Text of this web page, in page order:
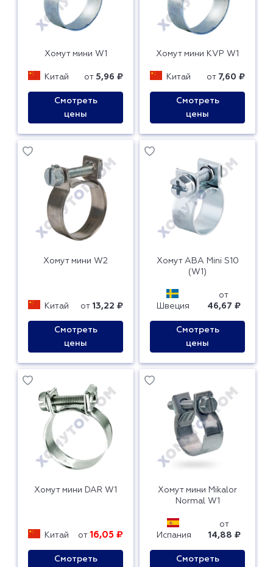
Хомут мини W1
Китай от 5,96 ₽
Смотреть
цены
Хомут мини KVP W1
Китай от 7,60 ₽
Смотреть
цены
Хомут мини W2
Китай от 13,22 ₽
Смотреть
цены
Хомут ABA Mini S10
(W1)
Швеция
от
46,67 ₽
Смотреть
цены
Хомут мини DAR W1
Китай от 16,05 ₽
Смотреть
Хомут мини Mikalor
Normal W1
Испания
от
14,88 ₽
Смотреть